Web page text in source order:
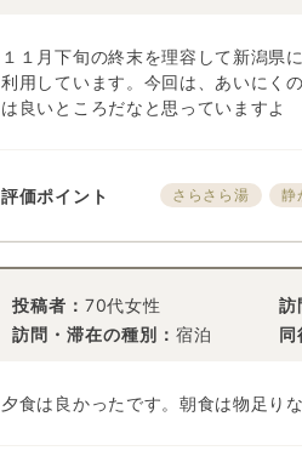
１１月下旬の終末を理容して新潟県
利用しています。今回は、あいにく
は良いところだなと思っていますよ
評価ポイント さらさら湯 静
投稿者： 70代女性 訪
訪問・滞在の種別： 宿泊 同
夕食は良かったです。朝食は物足り